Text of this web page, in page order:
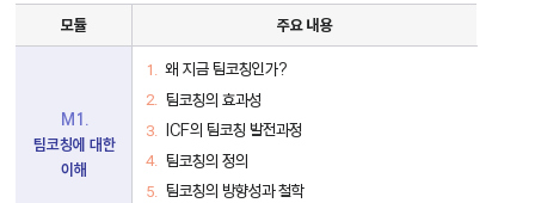
팀
칭
모듈 주요 내용
M1.
팀코칭에 대한
이해
왜 지금 팀코칭인가?
팀코칭의 효과성
ICF의 팀코칭 발전과정
팀코칭의 정의
팀코칭의 방향성과 철학